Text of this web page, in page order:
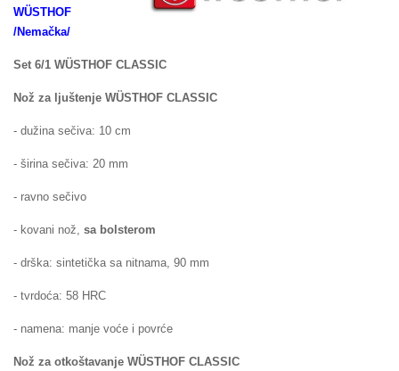
WÜSTHOF
/Nemačka/
Set 6/1 WÜSTHOF CLASSIC
Nož za ljuštenje WÜSTHOF CLASSIC
- dužina sečiva: 10 cm
- širina sečiva: 20 mm
- ravno sečivo
- kovani nož, sa bolsterom
- drška: sintetička sa nitnama, 90 mm
- tvrdoća: 58 HRC
- namena: manje voće i povrće
Nož za otkoštavanje WÜSTHOF CLASSIC